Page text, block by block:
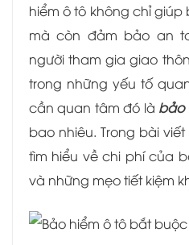
hiểm ô tô không chỉ
mà còn đảm bảo an
người tham gia giao
trong những yếu tố
cần quan tâm đó là bảo
bao nhiêu. Trong bài
tìm hiểu về chi phí của
và những mẹo tiết kiệm